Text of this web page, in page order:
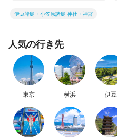
伊豆諸島・小笠原諸島 神社・神宮
人気の行き先
東京 横浜 伊豆